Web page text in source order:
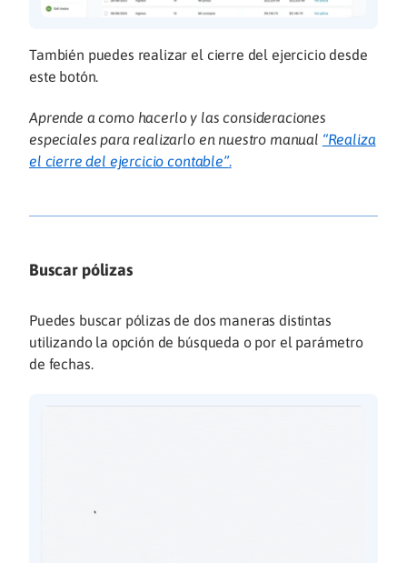
También puedes realizar el cierre del ejercicio desde
este botón.
Aprende a como hacerlo y las consideraciones
especiales para realizarlo en nuestro manual “Realiza
el cierre del ejercicio contable”.
Buscar pólizas
Puedes buscar pólizas de dos maneras distintas
utilizando la opción de búsqueda o por el parámetro
de fechas.